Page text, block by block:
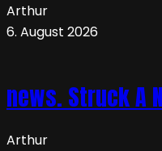
Arthur
6. August 2026
news. Struck A
Arthur